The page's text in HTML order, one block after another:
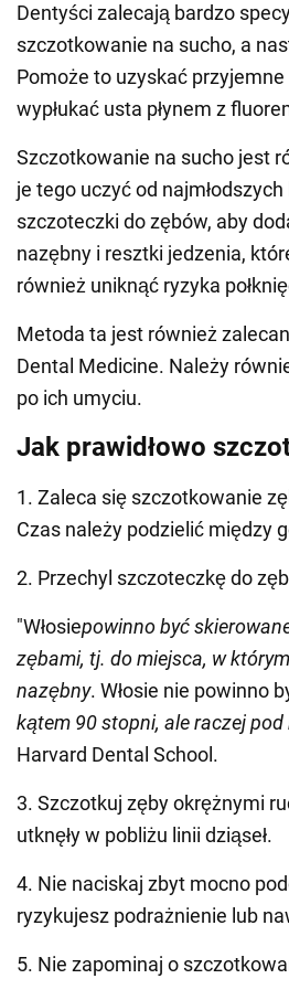
Dentyści zalecają bardzo
szczotkowanie na sucho, a
Pomoże to uzyskać
wypłukać usta płynem z
Szczotkowanie na sucho jest
je tego uczyć od
szczoteczki do zębów, aby
nazębny i resztki jedzenia,
również uniknąć ryzyka
Metoda ta jest również
Dental Medicine. Należy
po ich umyciu.
Jak prawidłowo
1. Zaleca się szczotkowanie
Czas należy podzielić między
2. Przechyl szczoteczkę do
"Włosiepowinno być
zębami, tj. do miejsca, w
nazębny. Włosie nie powinno
kątem 90 stopni, ale raczej
Harvard Dental School.
3. Szczotkuj zęby okrężnymi
utknęły w pobliżu linii dziąseł.
4. Nie naciskaj zbyt mocno
ryzykujesz podrażnienie lub
5. Nie zapominaj o